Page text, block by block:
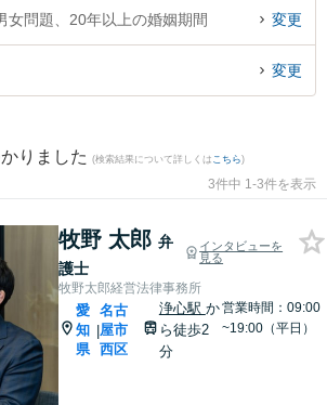
い』『熟年離婚・卒婚のトラブル解決の実績豊富な
』『初回相談無料で熟年離婚・卒婚を法律相談でき
に相談予約したい』などでお困りの相談者さんにお
女問題、20年以上の婚姻期間 変更
変更
りました (検索結果について詳しくは こちら)
3件中 1-3件を表示
牧野 太郎 弁
護士
インタビューを
見る
牧野太郎経営法律事務所
愛
知
県
|
名古
屋市
西区
浄心駅 か
ら徒歩2
分
営業時間：09:00
~19:00（平日）